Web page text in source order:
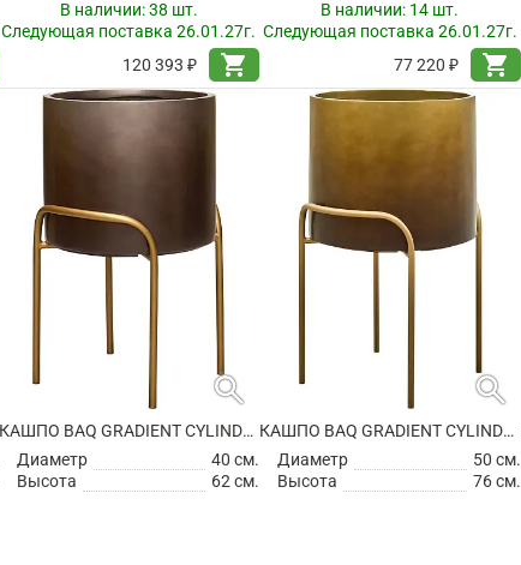
В наличии:38 шт.
Следующая поставка 26.01.27г.
120 393 ₽
shopping_cart
В наличии: 14 шт.
Следующая поставка 26.01.27г.
77 220 ₽
shopping_cart
search
КАШПО BAQ GRADIENT CYLINDER ELEVATED HIGH MATT COFFEE
Диаметр
40 см.
Высота
62 см.
search
КАШПО BAQ GRADIENT CYLINDER ELEVATED HIGH MATT HONEY
Диаметр
50 см.
Высота
76 см.